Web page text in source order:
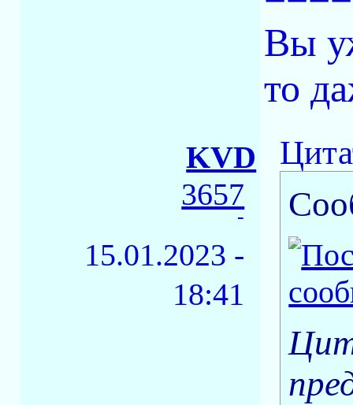
Вы
то
KVD
3657
-
15.01.2023 -
18:41